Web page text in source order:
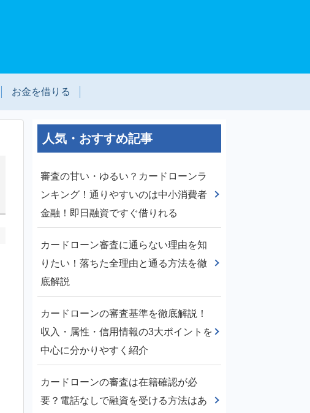
お金を借りる
人気・おすすめ記事
審査の甘い・ゆるい？カードローンラ
ンキング！通りやすいのは中小消費者
金融！即日融資ですぐ借りれる
カードローン審査に通らない理由を知
りたい！落ちた全理由と通る方法を徹
底解説
カードローンの審査基準を徹底解説！
収入・属性・信用情報の3大ポイントを
中心に分かりやすく紹介
カードローンの審査は在籍確認が必
要？電話なしで融資を受ける方法はあ